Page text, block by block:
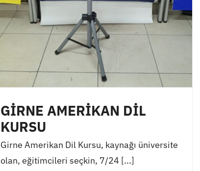
GİRNE AMERİKAN DİL
KURSU
Girne Amerikan Dil Kursu, kaynağı üniversite
olan, eğitimcileri seçkin, 7/24 [...]